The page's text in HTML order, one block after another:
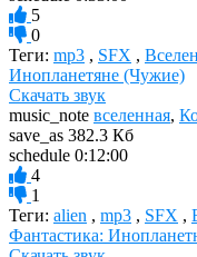
5
0
Теги: mp3 , SFX ,
Инопланетяне (Чужие)
Скачать звук
music_note вселенная,
save_as 382.3 Кб
schedule 0:12:00
4
1
Теги: alien , mp3 , SFX ,
Фантастика: